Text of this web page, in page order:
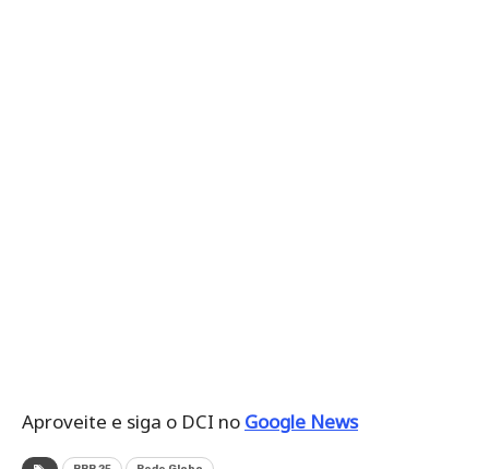
Aproveite e siga o DCI no Google News